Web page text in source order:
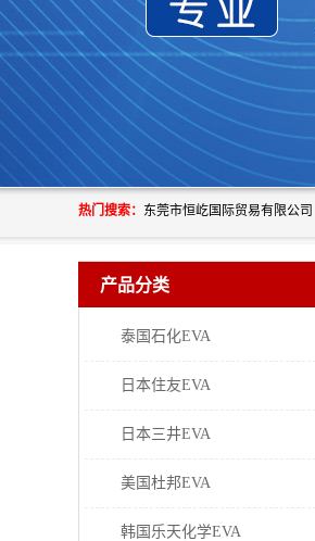
热门搜索：
产品分类
泰国石化EVA
日本住友EVA
日本三井EVA
美国杜邦EVA
韩国乐天化学EVA